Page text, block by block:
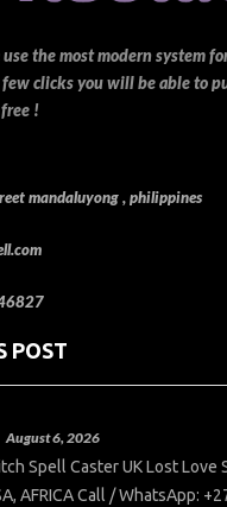
the most modern system
clicks you will be able to
!
mandaluyong , philippines
POST
August 6, 2026
Spell Caster UK Lost Love
AFRICA Call / WhatsApp: